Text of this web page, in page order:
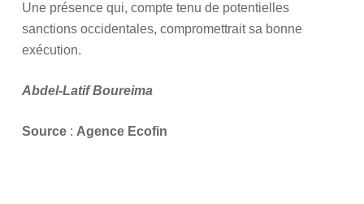
Une présence qui, compte tenu de potentielles
sanctions occidentales, compromettrait sa bonne
exécution.
Abdel-Latif Boureima
Source: Agence Ecofin